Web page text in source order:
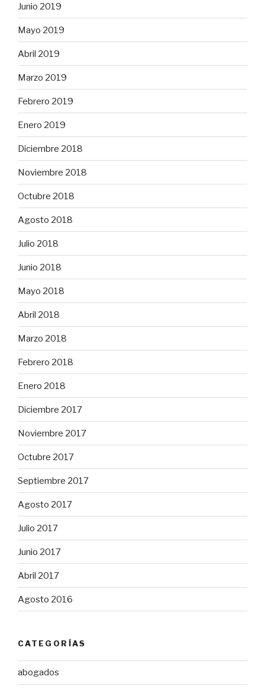
Junio 2019
Mayo 2019
Abril 2019
Marzo 2019
Febrero 2019
Enero 2019
Diciembre 2018
Noviembre 2018
Octubre 2018
Agosto 2018
Julio 2018
Junio 2018
Mayo 2018
Abril 2018
Marzo 2018
Febrero 2018
Enero 2018
Diciembre 2017
Noviembre 2017
Octubre 2017
Septiembre 2017
Agosto 2017
Julio 2017
Junio 2017
Abril 2017
Agosto 2016
CATEGORÍAS
abogados